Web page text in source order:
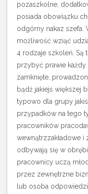
pozaszkolne,
posiada obowiązku
odgórny nakaz szefa.
możliwość wziąć
4 rodzaje szkoleń. Są
przybyć prawie każdy
zamknięte,
bądź jakiejś większej
typowo dla grupy
przypadków na tego
pracowników
wewnątrzzakładowe i
odbywają się w
pracownicy uczą
przez zewnętrzne
lub osoba